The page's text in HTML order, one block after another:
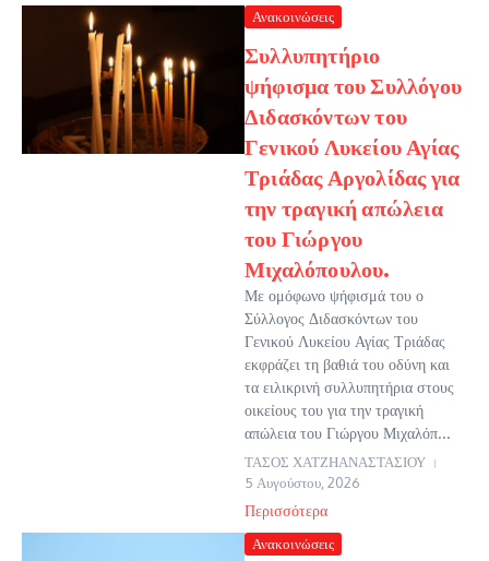
Ανακοινώσεις
Συλλυπητήριο
ψήφισμα του Συλλόγου
Διδασκόντων του
Γενικού Λυκείου Αγίας
Τριάδας Αργολίδας για
την τραγική απώλεια
του Γιώργου
Μιχαλόπουλου.
Με ομόφωνο ψήφισμά του ο
Σύλλογος Διδασκόντων του
Γενικού Λυκείου Αγίας Τριάδας
εκφράζει τη βαθιά του οδύνη και
τα ειλικρινή συλλυπητήρια στους
οικείους του για την τραγική
απώλεια του Γιώργου Μιχαλόπ...
ΤΑΣΟΣ ΧΑΤΖΗΑΝΑΣΤΑΣΙΟΥ
5 Αυγούστου, 2026
Περισσότερα
Ανακοινώσεις